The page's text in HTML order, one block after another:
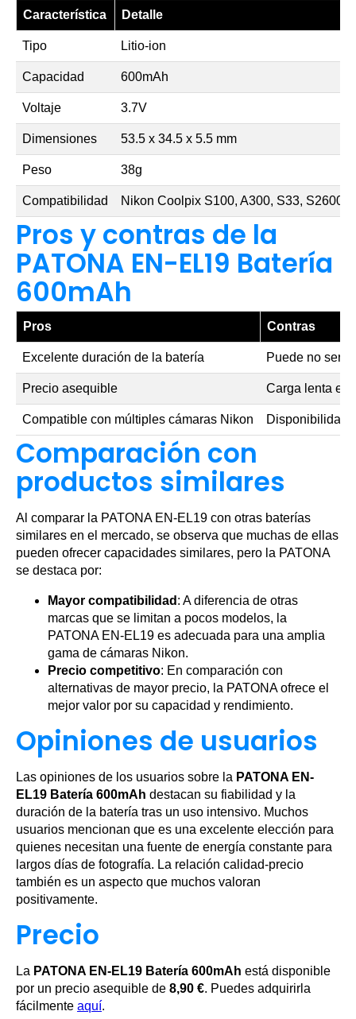
Característica Detalle
Tipo Litio-ion
Capacidad 600mAh
Voltaje 3.7V
Dimensiones 53.5 x 34.5 x 5.5 mm
Peso 38g
Compatibilidad Nikon Coolpix S100, A300, S33, S2600,
Pros y contras de la
PATONA EN-EL19 Batería
600mAh
Pros Contras
Excelente duración de la batería Puede no ser
Precio asequible Carga lenta en
Compatible con múltiples cámaras Nikon Disponibilidad
Comparación con
productos similares
Al comparar la PATONA EN-EL19 con otras baterías
similares en el mercado, se observa que muchas de ellas
pueden ofrecer capacidades similares, pero la PATONA
se destaca por:
Mayor compatibilidad : A diferencia de otras
marcas que se limitan a pocos modelos, la
PATONA EN-EL19 es adecuada para una amplia
gama de cámaras Nikon.
Precio competitivo: En comparación con
alternativas de mayor precio, la PATONA ofrece el
mejor valor por su capacidad y rendimiento.
Opiniones de usuarios
Las opiniones de los usuarios sobre la PATONA EN-
EL19 Batería 600mAh destacan su fiabilidad y la
duración de la batería tras un uso intensivo. Muchos
usuarios mencionan que es una excelente elección para
quienes necesitan una fuente de energía constante para
largos días de fotografía. La relación calidad-precio
también es un aspecto que muchos valoran
positivamente.
Precio
La PATONA EN-EL19 Batería 600mAh está disponible
por un precio asequible de 8,90 €. Puedes adquirirla
fácilmente aquí.